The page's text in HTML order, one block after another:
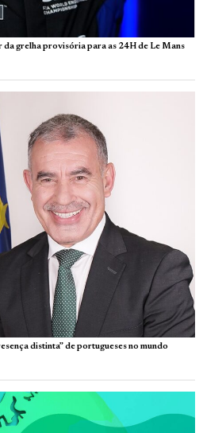
grelha provisória para as 24H de Le Mans
distinta” de portugueses no mundo